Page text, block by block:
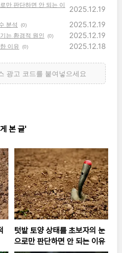
만 판단하면 안 되는 이
2025.12.19
분석 (0) 2025.12.19
는 환경적 원인 (0) 2025.12.19
이유 (0) 2025.12.18
본 글'
텃밭 토양 상태를 초보자의 눈
으로만 판단하면 안 되는 이유